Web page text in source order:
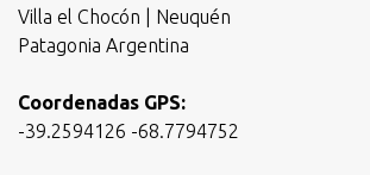
Villa el Chocón | Neuquén
Patagonia Argentina
Coordenadas GPS:
-39.2594126 -68.7794752